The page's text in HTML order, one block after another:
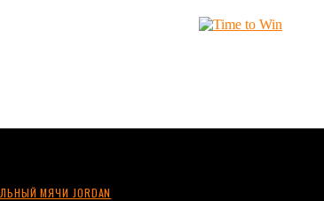
МЯЧИ JORDAN